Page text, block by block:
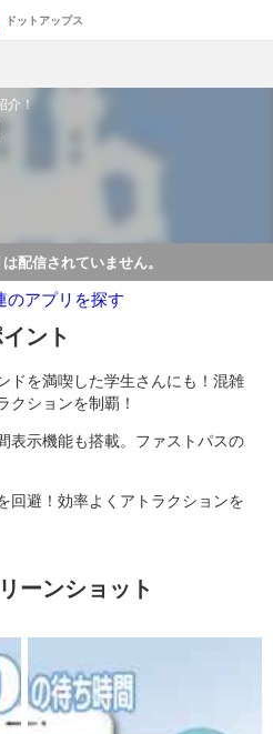
ドットアップス
！
配信されていません。
のアプリを探す
ント
ドを満喫した学生さんにも！混雑
クションを制覇！
表示機能も搭載。ファストパスの
回避！効率よくアトラクションを
ーンショット